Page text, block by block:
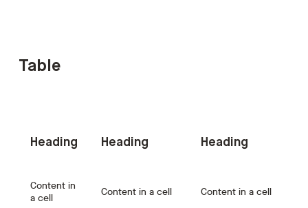
Table
Heading Heading Heading
Content in
a cell
Content in a cell Content in a cell